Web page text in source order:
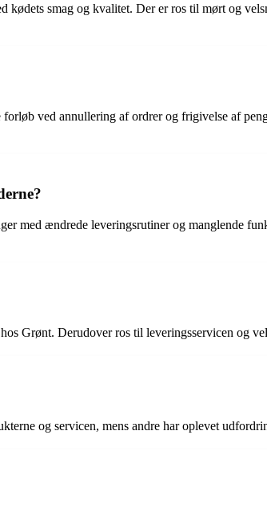
smag og kvalitet. Der er ros til mørt og
ved annullering af ordrer og frigivelse af
med ændrede leveringsrutiner og manglende
Grønt. Derudover ros til leveringsservicen og
og servicen, mens andre har oplevet